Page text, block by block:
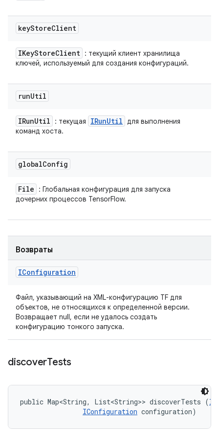
keyStoreClient
IKeyStoreClient : текущий клиент хранилища
ключей, используемый для создания конфигураций.
runUtil
IRunUtil : текущая IRunUtil для выполнения
команд хоста.
globalConfig
File
: Глобальная конфигурация для запуска
дочерних процессов TensorFlow.
Возвраты
IConfiguration
Файл, указывающий на XML-конфигурацию TF для
объектов, не относящихся к определенной версии.
Возвращает null, если не удалось создать
конфигурацию тонкого запуска.
discoverTests
public Map<String, List<String>> discoverTests (
IConfiguration configuration)